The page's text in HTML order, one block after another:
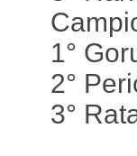
1°
2°
3°